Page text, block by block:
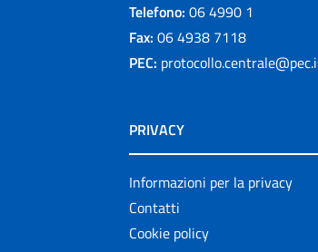
Telefono: 06 4990 1
Fax: 06 4938 7118
PEC:
PRIVACY
Informazioni per la privacy
Contatti
Cookie policy